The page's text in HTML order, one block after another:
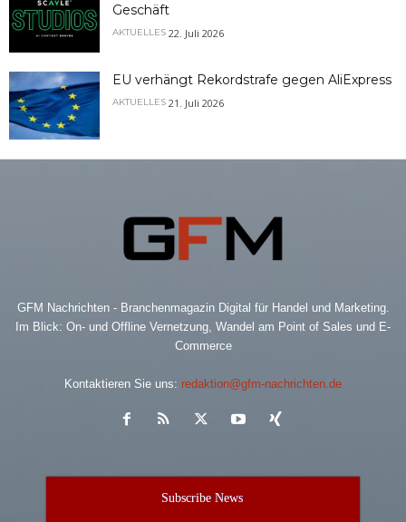
Geschäft
AKTUELLES 22. Juli 2026
EU verhängt Rekordstrafe gegen AliExpress
AKTUELLES 21. Juli 2026
GFM Nachrichten - Branchenmagazin Digital für Handel und Marketing.
Im Blick: On- und Offline Vernetzung, Wandel am Point of Sales und E-
Commerce
Kontaktieren Sie uns: redaktion@gfm-nachrichten.de
Subscribe News